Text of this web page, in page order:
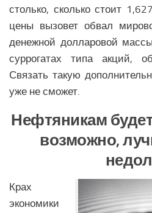
столько, сколько стоит
цены вызовет обвал
денежной долларовой
суррогатах типа акций,
Связать такую
уже не сможет.
Нефтяникам
возможно,
Крах
экономики